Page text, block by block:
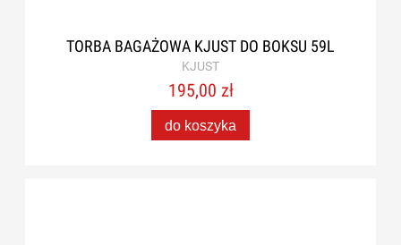
TORBA BAGAŻOWA KJUST DO BOKSU 59L
KJUST
195,00 zł
do koszyka